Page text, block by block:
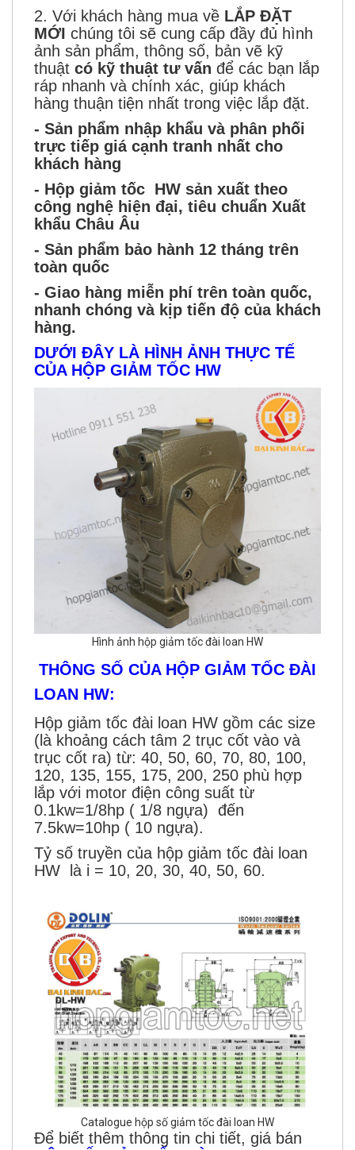
2. Với khách hàng mua về LẮP ĐẶT
MỚI chúng tôi sẽ cung cấp đầy đủ hình
ảnh sản phẩm, thông số, bản vẽ kỹ
thuật có kỹ thuật tư vấn để các bạn lắp
ráp nhanh và chính xác, giúp khách
hàng thuận tiện nhất trong việc lắp đặt.
- Sản phẩm nhập khẩu và phân phối
trực tiếp giá cạnh tranh nhất cho
khách hàng
- Hộp giảm tốc HW sản xuất theo
công nghệ hiện đại, tiêu chuẩn Xuất
khẩu Châu Âu
- Sản phẩm bảo hành 12 tháng trên
toàn quốc
- Giao hàng miễn phí trên toàn quốc,
nhanh chóng và kịp tiến độ của khách
hàng.
DƯỚI ĐÂY LÀ HÌNH ẢNH THỰC TẾ
CỦA HỘP GIẢM TỐC HW
Hình ảnh hộp giảm tốc đài loan HW
THÔNG SỐ CỦA HỘP GIẢM TỐC ĐÀI
LOAN HW:
Hộp giảm tốc đài loan HW gồm các size
(là khoảng cách tâm 2 trục cốt vào và
trục cốt ra) từ: 40, 50, 60, 70, 80, 100,
120, 135, 155, 175, 200, 250 phù hợp
lắp với motor điện công suất từ
0.1kw=1/8hp ( 1/8 ngựa) đến
7.5kw=10hp ( 10 ngựa).
Tỷ số truyền của hộp giảm tốc đài loan
HW là i = 10, 20, 30, 40, 50, 60.
Catalogue hộp số giảm tốc đài loan HW
Để biết thêm thông tin chi tiết, giá bán